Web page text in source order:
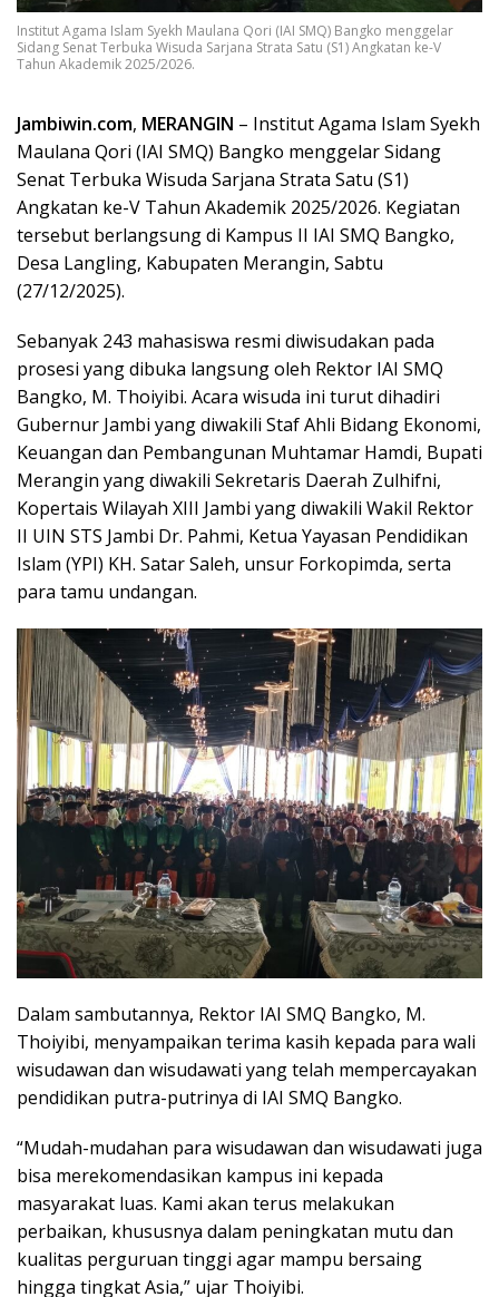
Institut Agama Islam Syekh Maulana Qori (IAI SMQ) Bangko menggelar
Sidang Senat Terbuka Wisuda Sarjana Strata Satu (S1) Angkatan ke-V
Tahun Akademik 2025/2026.
Jambiwin.com, MERANGIN – Institut Agama Islam Syekh
Maulana Qori (IAI SMQ) Bangko menggelar Sidang
Senat Terbuka Wisuda Sarjana Strata Satu (S1)
Angkatan ke-V Tahun Akademik 2025/2026. Kegiatan
tersebut berlangsung di Kampus II IAI SMQ Bangko,
Desa Langling, Kabupaten Merangin, Sabtu
(27/12/2025).
Sebanyak 243 mahasiswa resmi diwisudakan pada
prosesi yang dibuka langsung oleh Rektor IAI SMQ
Bangko, M. Thoiyibi. Acara wisuda ini turut dihadiri
Gubernur Jambi yang diwakili Staf Ahli Bidang Ekonomi,
Keuangan dan Pembangunan Muhtamar Hamdi, Bupati
Merangin yang diwakili Sekretaris Daerah Zulhifni,
Kopertais Wilayah XIII Jambi yang diwakili Wakil Rektor
II UIN STS Jambi Dr. Pahmi, Ketua Yayasan Pendidikan
Islam (YPI) KH. Satar Saleh, unsur Forkopimda, serta
para tamu undangan.
Dalam sambutannya, Rektor IAI SMQ Bangko, M.
Thoiyibi, menyampaikan terima kasih kepada para wali
wisudawan dan wisudawati yang telah mempercayakan
pendidikan putra-putrinya di IAI SMQ Bangko.
“Mudah-mudahan para wisudawan dan wisudawati juga
bisa merekomendasikan kampus ini kepada
masyarakat luas. Kami akan terus melakukan
perbaikan, khususnya dalam peningkatan mutu dan
kualitas perguruan tinggi agar mampu bersaing
hingga tingkat Asia,” ujar Thoiyibi.